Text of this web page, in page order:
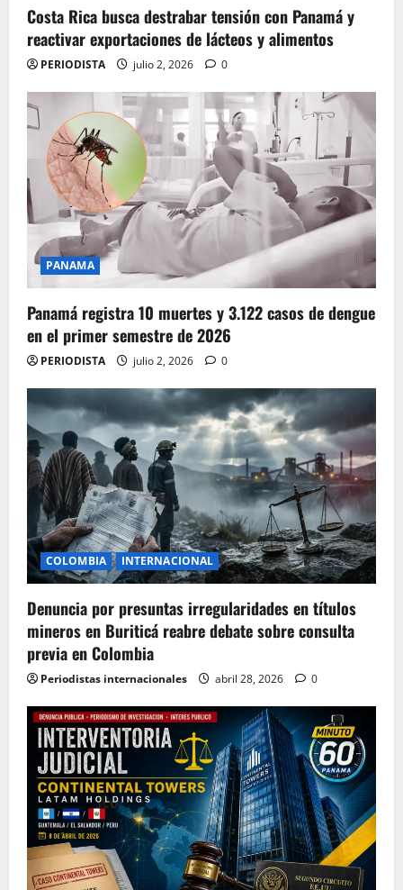
Costa Rica busca destrabar tensión con Panamá y
reactivar exportaciones de lácteos y alimentos
PERIODISTA julio 2, 2026 0
PANAMA
Panamá registra 10 muertes y 3.122 casos de dengue
en el primer semestre de 2026
PERIODISTA julio 2, 2026 0
COLOMBIA INTERNACIONAL
Denuncia por presuntas irregularidades en títulos
mineros en Buriticá reabre debate sobre consulta
previa en Colombia
Periodistas internacionales abril 28, 2026 0